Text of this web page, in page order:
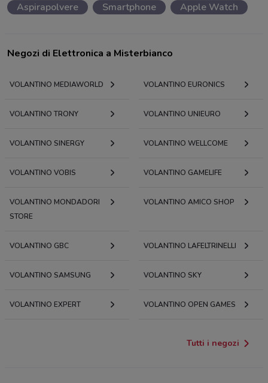
Aspirapolvere
Smartphone Apple Watch
Negozi di Elettronica a Misterbianco
VOLANTINO MEDIAWORLD VOLANTINO EURONICS
VOLANTINO TRONY VOLANTINO UNIEURO
VOLANTINO SINERGY VOLANTINO WELLCOME
VOLANTINO VOBIS VOLANTINO GAMELIFE
VOLANTINO MONDADORI
STORE
VOLANTINO AMICO SHOP
VOLANTINO GBC VOLANTINO LAFELTRINELLI
VOLANTINO SAMSUNG VOLANTINO SKY
VOLANTINO EXPERT VOLANTINO OPEN GAMES
Tutti i negozi